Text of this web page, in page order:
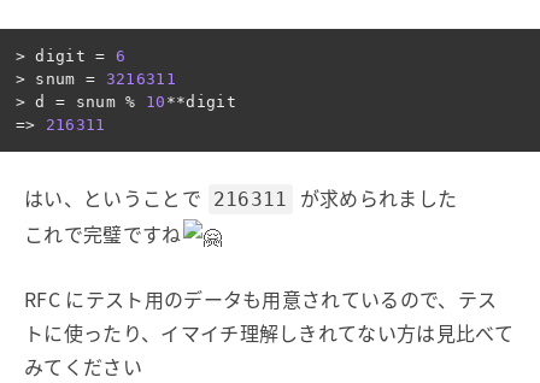
> digit =
6
> snum = 3216311
> d = snum % 10 **digit
=>
216311
はい、ということで 216311
が求められました
これで完璧ですね
RFC にテスト用のデータも用意されているので、テス
トに使ったり、イマイチ理解しきれてない方は見比べて
みてください